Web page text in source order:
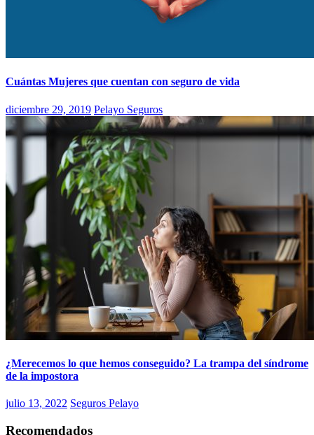
Cuántas Mujeres que cuentan con seguro de vida
diciembre 29, 2019 Pelayo Seguros
¿Merecemos lo que hemos conseguido? La trampa del síndrome
de la impostora
julio 13, 2022 Seguros Pelayo
Recomendados